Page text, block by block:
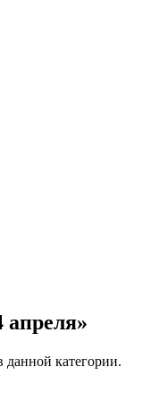
апреля»
данной категории.